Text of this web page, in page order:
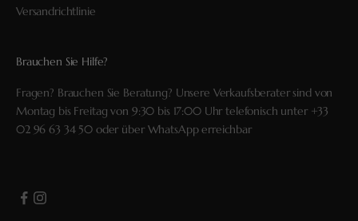
Versandrichtlinie
Brauchen Sie Hilfe?
Fragen? Brauchen Sie Beratung? Unsere Verkaufsberater sind von
Montag bis Freitag von 9:30 bis 17:00 Uhr telefonisch unter +33
02 96 63 34 50 oder überWhatsApperreichbar